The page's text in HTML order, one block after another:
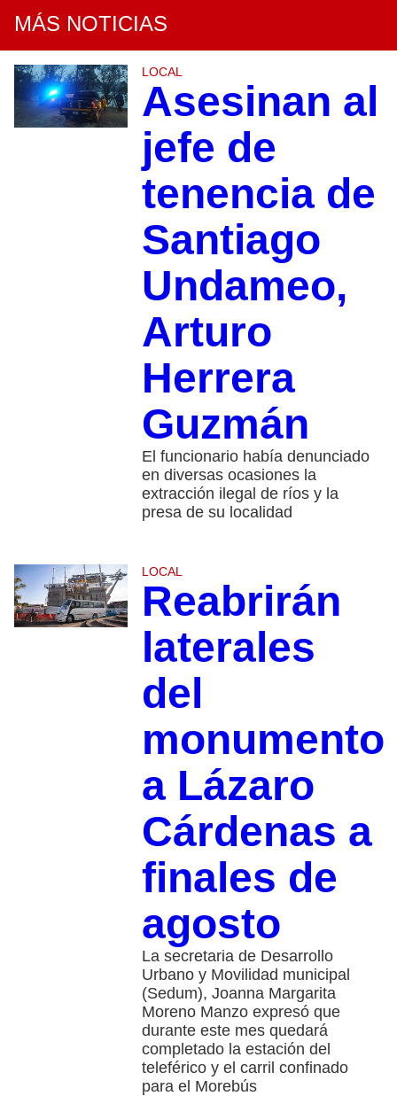
MÁS NOTICIAS
LOCAL
Asesinan al
jefe de
tenencia de
Santiago
Undameo,
Arturo
Herrera
Guzmán
El funcionario había denunciado
en diversas ocasiones la
extracción ilegal de ríos y la
presa de su localidad
LOCAL
Reabrirán
laterales
del
monumento
a Lázaro
Cárdenas a
finales de
agosto
La secretaria de Desarrollo
Urbano y Movilidad municipal
(Sedum), Joanna Margarita
Moreno Manzo expresó que
durante este mes quedará
completado la estación del
teleférico y el carril confinado
para el Morebús